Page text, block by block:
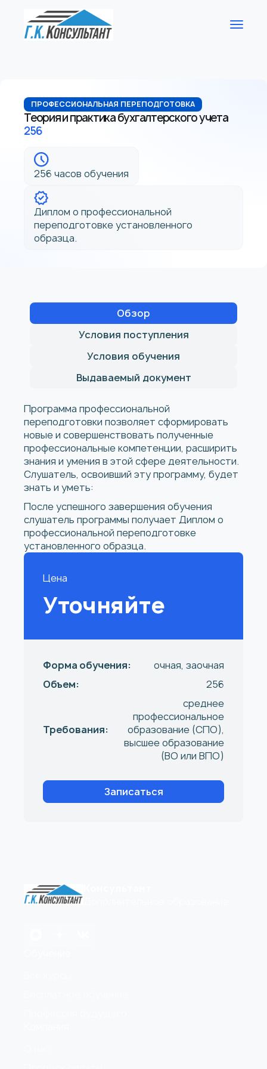
ПРОФЕССИОНАЛЬНАЯ ПЕРЕПОДГОТОВКА
Теория и практика бухгалтерского учета
256
256 часов обучения
Диплом о профессиональной
переподготовке установленного
образца.
Обзор
Условия поступления
Условия обучения
Выдаваемый документ
Программа профессиональной
переподготовки позволяет сформировать
новые и совершенствовать полученные
профессиональные компетенции, расширить
знания и умения в этой сфере деятельности.
Слушатель, освоивший эту программу, будет
знать и уметь:
После успешного завершения обучения
слушатель программы получает Диплом о
профессиональной переподготовке
установленного образца.
Цена
Уточняйте
Форма обучения:
очная, заочная
Объем:
256
Требования:
среднее
профессиональное
образование (СПО),
высшее образование
(ВО или ВПО)
Записаться